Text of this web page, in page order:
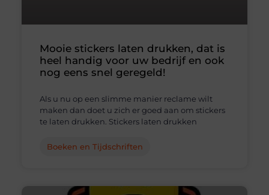
Mooie stickers laten drukken, dat is
heel handig voor uw bedrijf en ook
nog eens snel geregeld!
Als u nu op een slimme manier reclame wilt
maken dan doet u zich er goed aan om stickers
te laten drukken. Stickers laten drukken
Boeken en Tijdschriften